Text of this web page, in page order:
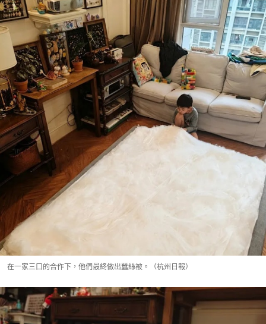
在一家三口的合作下，他們最終做出蠶絲被。（杭州日報）